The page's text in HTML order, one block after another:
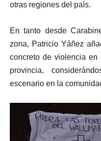
otras regiones del país.
En tanto desde
zona, Patricio Yáñez
concreto de violencia
provincia,
escenario en la